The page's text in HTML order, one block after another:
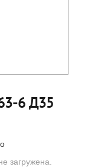
6 Д35
загружена.